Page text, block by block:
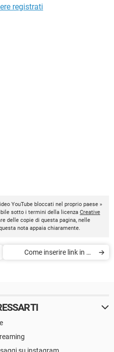
registrati
YouTube bloccati nel proprio paese »
sotto i termini della licenza Creative
delle copie di questa pagina, nelle
nota appaia chiaramente.
Come inserire link in un